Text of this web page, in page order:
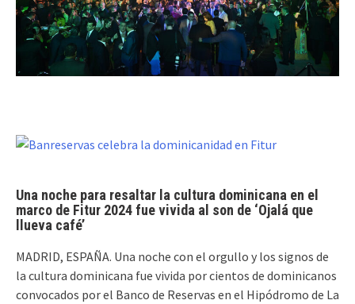
Una noche para resaltar la cultura dominicana en el
marco de Fitur 2024 fue vivida al son de ‘Ojalá que
llueva café’
MADRID, ESPAÑA. Una noche con el orgullo y los signos de
la cultura dominicana fue vivida por cientos de dominicanos
convocados por el Banco de Reservas en el Hipódromo de La